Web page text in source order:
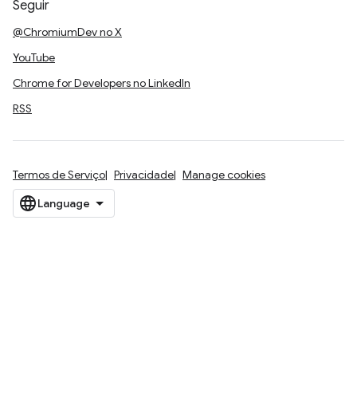
Seguir
@ChromiumDev no X
YouTube
Chrome for Developers no LinkedIn
RSS
Termos de Serviço Privacidade Manage cookies